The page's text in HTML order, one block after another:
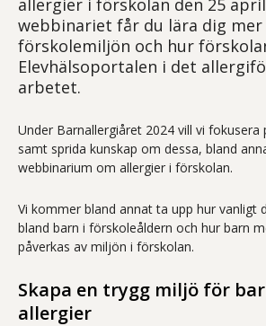
webbinariet får du lära dig
förskolemiljön och hur
Elevhälsoportalen i det
arbetet.
Under Barnallergiåret 2024 vill vi fokusera
samt sprida kunskap om dessa, bland
webbinarium om allergier i förskolan.
Vi kommer bland annat ta upp hur vanligt
bland barn i förskoleåldern och hur barn
påverkas av miljön i förskolan.
Skapa en trygg miljö för
allergier